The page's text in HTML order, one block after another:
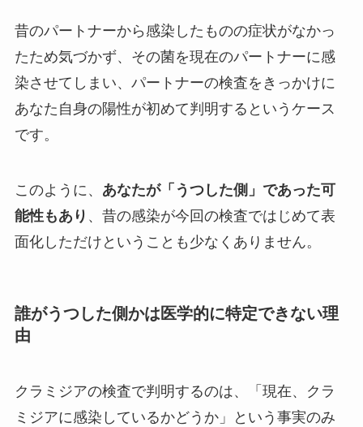
昔のパートナーから感染したものの症状がなかっ
たため気づかず、その菌を現在のパートナーに感
染させてしまい、パートナーの検査をきっかけに
あなた自身の陽性が初めて判明するというケース
です。
このように、 あなたが「うつした側」であった可
能性もあり 、昔の感染が今回の検査ではじめて表
面化しただけということも少なくありません。
誰がうつした側かは医学的に特定できない理
由
クラミジアの検査で判明するのは、「現在、クラ
ミジアに感染しているかどうか」という事実のみ